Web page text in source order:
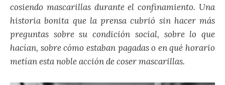
cosiendo mascarillas durante el confinamiento. Una
historia bonita que la prensa cubrió sin hacer más
preguntas sobre su condición social, sobre lo que
hacían, sobre cómo estaban pagadas o en qué horario
metían esta noble acción de coser mascarillas.